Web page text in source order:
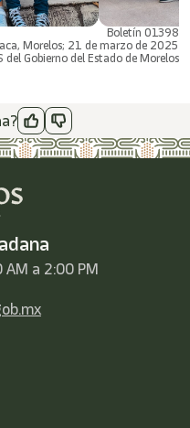
Boletín 01398
Morelos; 21 de marzo de 2025
del Gobierno del Estado de Morelos
AM a 2:00 PM